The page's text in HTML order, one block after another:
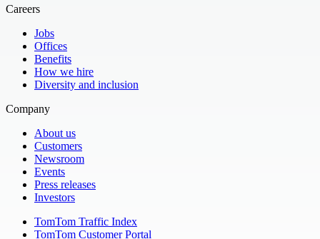
Careers
Jobs
Offices
Benefits
How we hire
Diversity and inclusion
Company
About us
Customers
Newsroom
Events
Press releases
Investors
TomTom Traffic Index
TomTom Customer Portal